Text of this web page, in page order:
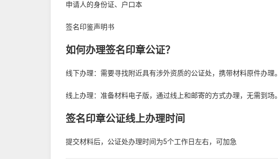
申请人的身份证、户口本
签名印鉴声明书
如何办理签名印章公证？
线下办理：需要寻找附近具有涉外资质的公证处，携带材料原件办理。
线上办理：准备材料电子版，通过线上和邮寄的方式办理，无需到场。
签名印章公证线上办理时间
提交材料后，公证处办理时间为5个工作日左右，可加急